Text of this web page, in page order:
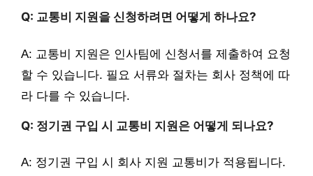
Q: 교통비 지원을 신청하려면 어떻게 하나요?
A: 교통비 지원은 인사팀에 신청서를 제출하여 요청
할 수 있습니다. 필요 서류와 절차는 회사 정책에 따
라 다를 수 있습니다.
Q: 정기권 구입 시 교통비 지원은 어떻게 되나요?
A: 정기권 구입 시 회사 지원 교통비가 적용됩니다.